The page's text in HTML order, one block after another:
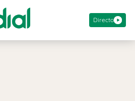
Directo